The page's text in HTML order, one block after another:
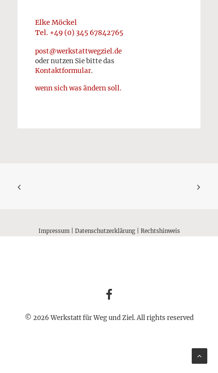
Elke Möckel
Tel. +49 (0) 345 67842765
post@werkstattwegziel.de
oder nutzen Sie bitte das
Kontaktformular.
wenn sich was ändern soll.
Impressum| Datenschutzerklärung| Rechtshinweis
© 2026 Werkstatt für Weg und Ziel. All rights reserved